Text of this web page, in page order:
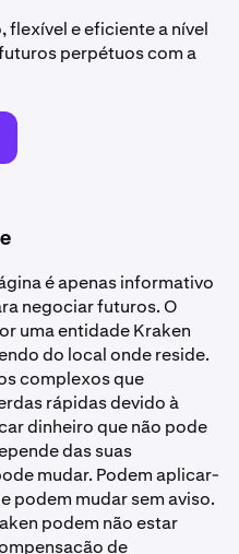
flexível e eficiente a nível
perpétuos com a
é apenas informativo
negociar futuros. O
uma entidade Kraken
do local onde reside.
complexos que
rápidas devido à
dinheiro que não pode
das suas
mudar. Podem aplicar-
podem mudar sem aviso.
podem não estar
de